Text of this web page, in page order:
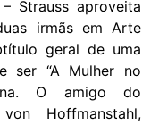
Strauss aproveita
irmãs em Arte
geral de uma
ser “A Mulher no
O amigo do
Hoffmanstahl,